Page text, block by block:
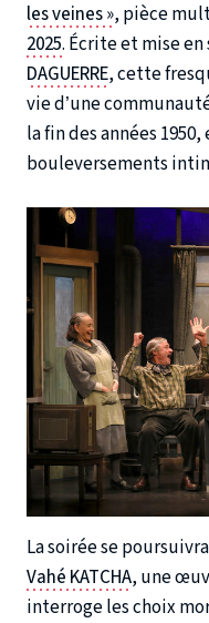
les veines », pièce
2025. Écrite et mise en
DAGUERRE, cette
vie d’une
la fin des années
bouleversements
La soirée se
Vahé KATCHA, une
interroge les choix